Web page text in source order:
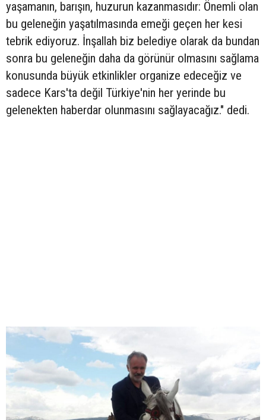
yaşamanın, barışın, huzurun kazanmasıdır: Önemli olan
bu geleneğin yaşatılmasında emeği geçen her kesi
tebrik ediyoruz. İnşallah biz belediye olarak da bundan
sonra bu geleneğin daha da görünür olmasını sağlama
konusunda büyük etkinlikler organize edeceğiz ve
sadece Kars'ta değil Türkiye'nin her yerinde bu
gelenekten haberdar olunmasını sağlayacağız." dedi.